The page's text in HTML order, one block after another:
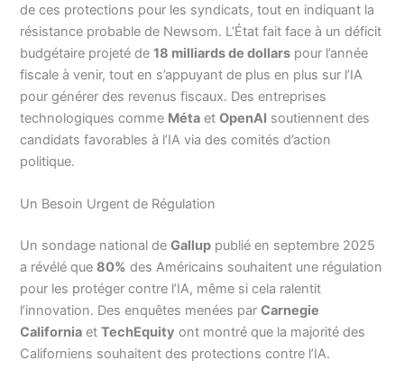
de ces protections pour les syndicats, tout en indiquant la
résistance probable de Newsom. L’État fait face à un déficit
budgétaire projeté de18 milliards de dollars pour l’année
fiscale à venir, tout en s’appuyant de plus en plus sur l’IA
pour générer des revenus fiscaux. Des entreprises
technologiques comme Méta etOpenAI soutiennent des
candidats favorables à l’IA via des comités d’action
politique.
Un Besoin Urgent de Régulation
Un sondage national deGallup publié en septembre 2025
a révélé que80% des Américains souhaitent une régulation
pour les protéger contre l’IA, même si cela ralentit
l’innovation. Des enquêtes menées parCarnegie
California etTechEquity ont montré que la majorité des
Californiens souhaitent des protections contre l’IA.